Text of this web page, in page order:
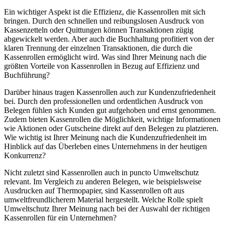
Ein wichtiger Aspekt ist die Effizienz, die Kassenrollen mit sich
bringen. Durch den schnellen und reibungslosen Ausdruck von
Kassenzetteln oder Quittungen können Transaktionen zügig
abgewickelt werden. Aber auch die Buchhaltung profitiert von der
klaren Trennung der einzelnen Transaktionen, die durch die
Kassenrollen ermöglicht wird. Was sind Ihrer Meinung nach die
größten Vorteile von Kassenrollen in Bezug auf Effizienz und
Buchführung?
Darüber hinaus tragen Kassenrollen auch zur Kundenzufriedenheit
bei. Durch den professionellen und ordentlichen Ausdruck von
Belegen fühlen sich Kunden gut aufgehoben und ernst genommen.
Zudem bieten Kassenrollen die Möglichkeit, wichtige Informationen
wie Aktionen oder Gutscheine direkt auf den Belegen zu platzieren.
Wie wichtig ist Ihrer Meinung nach die Kundenzufriedenheit im
Hinblick auf das Überleben eines Unternehmens in der heutigen
Konkurrenz?
Nicht zuletzt sind Kassenrollen auch in puncto Umweltschutz
relevant. Im Vergleich zu anderen Belegen, wie beispielsweise
Ausdrucken auf Thermopapier, sind Kassenrollen oft aus
umweltfreundlicherem Material hergestellt. Welche Rolle spielt
Umweltschutz Ihrer Meinung nach bei der Auswahl der richtigen
Kassenrollen für ein Unternehmen?